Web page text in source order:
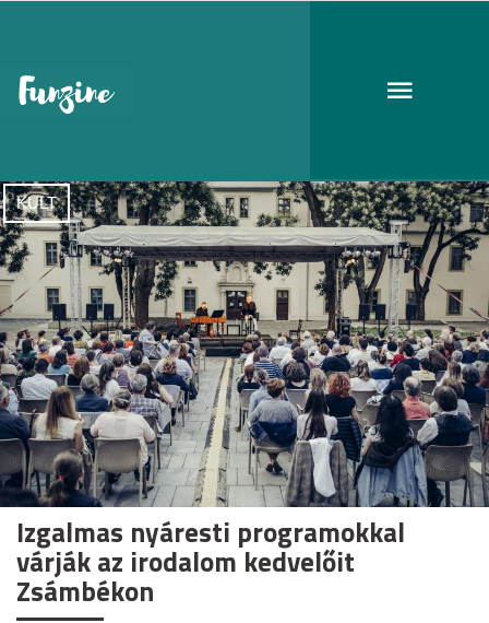
Zichy-kastély
KULT
Izgalmas nyáresti programokkal
várják az irodalom kedvelőit
Zsámbékon